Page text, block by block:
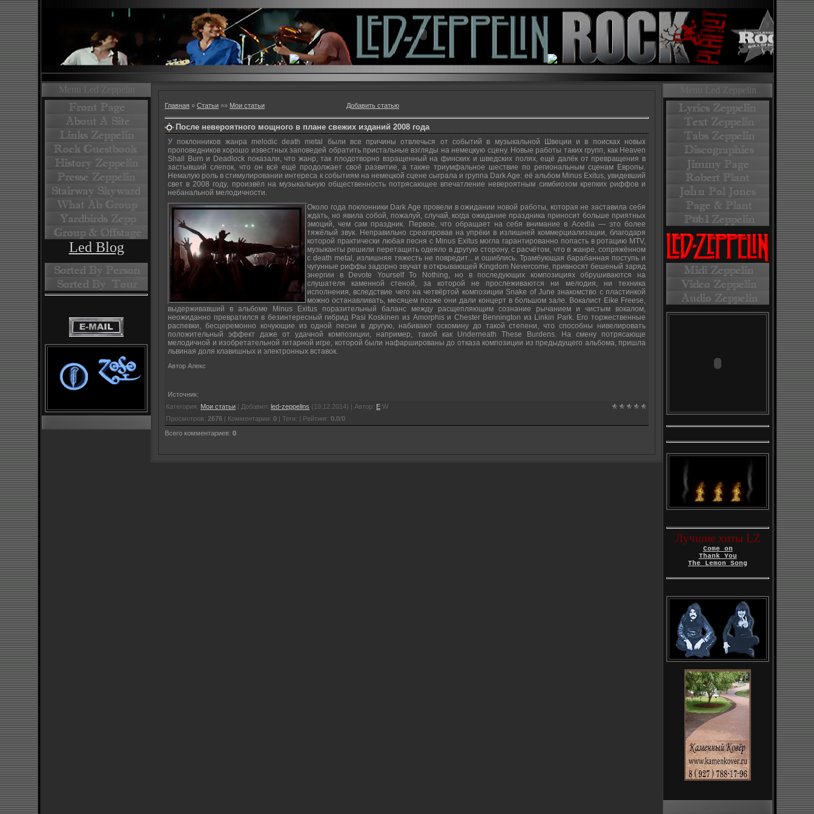
Menu Led Zeppelin
Led Blog
Главная » Статьи »» Мои статьи Добавить статью
После невероятного мощного в плане свежих изданий 2008 года
У поклонников жанра melodic death metal были все причины отвлечься от событий в музыкальной Швеции и в поисках новых
проповедников хорошо известных заповедей обратить пристальные взгляды на немецкую сцену. Новые работы таких групп, как Heaven
Shall Burn и Deadlock показали, что жанр, так плодотворно взращенный на финских и шведских полях, ещё далёк от превращения в
застывший слепок, что он всё ещё продолжает своё развитие, а также триумфальное шествие по региональным сценам Европы.
Немалую роль в стимулировании интереса к событиям на немецкой сцене сыграла и группа Dark Age: её альбом Minus Exitus, увидевший
свет в 2008 году, произвёл на музыкальную общественность потрясающее впечатление невероятным симбиозом крепких риффов и
небанальной мелодичности.
Около года поклонники Dark Age провели в ожидании новой работы, которая не заставила себя
ждать, но явила собой, пожалуй, случай, когда ожидание праздника приносит больше приятных
эмоций, чем сам праздник. Первое, что обращает на себя внимание в Acedia — это более
тяжёлый звук. Неправильно среагировав на упрёки в излишней коммерциализации, благодаря
которой практически любая песня с Minus Exitus могла гарантированно попасть в ротацию MTV,
музыканты решили перетащить одеяло в другую сторону, с расчётом, что в жанре, сопряжённом
с death metal, излишняя тяжесть не повредит... и ошиблись. Трамбующая барабанная поступь и
чугунные риффы задорно звучат в открывающей Kingdom Nevercome, привносят бешеный заряд
энергии в Devote Yourself To Nothing, но в последующих композициях обрушиваются на
слушателя каменной стеной, за которой не прослеживаются ни мелодия, ни техника
исполнения, вследствие чего на четвёртой композиции Snake of June знакомство с пластинкой
можно останавливать, месяцем позже они дали концерт в большом зале. Вокалист Eike Freese,
выдерживавший в альбоме Minus Exitus поразительный баланс между расщепляющим сознание рычанием и чистым вокалом,
неожиданно превратился в безинтересный гибрид Pasi Koskinen из Amorphis и Chester Bennington из Linkin Park. Его торжественные
распевки, бесцеремонно кочующие из одной песни в другую, набивают оскомину до такой степени, что способны нивелировать
положительный эффект даже от удачной композиции, например, такой как Underneath These Burdens. На смену потрясающе
мелодичной и изобретательной гитарной игре, которой были нафаршированы до отказа композиции из предыдущего альбома, пришла
львиная доля клавишных и электронных вставок.
Автор Алекс
Источник:
Категория: Мои статьи | Добавил: led-zeppelins (19.12.2014) | Автор: E W
Просмотров: 2676 | Комментарии: 0 | Теги: | Рейтинг: 0.0/0
Всего комментариев: 0
Menu Led Zeppelin
Лучшие хиты LZ
Come on
Thank You
The Lemon Song